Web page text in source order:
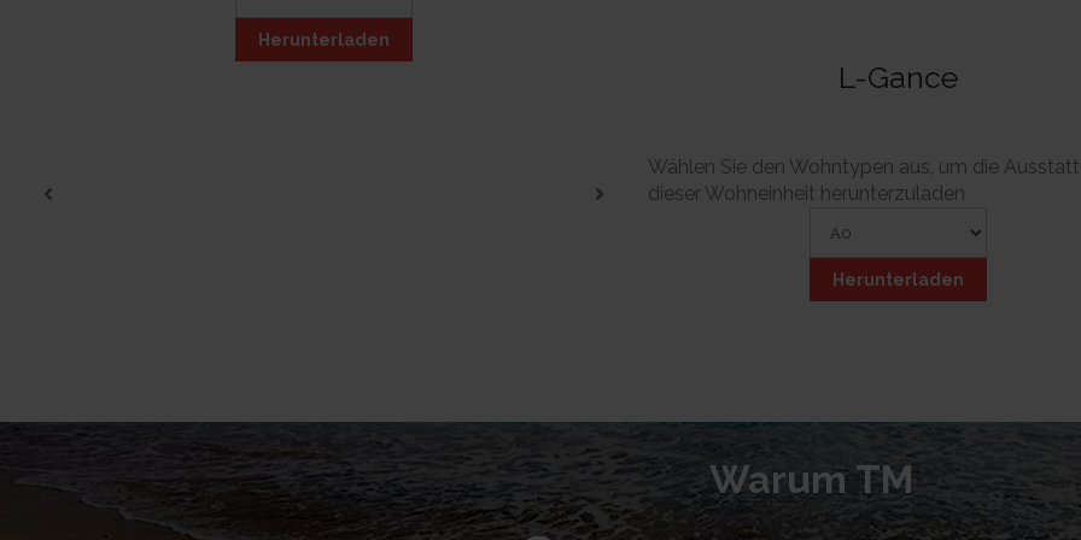
Herunterladen
L-Gance
Wählen Sie den Wohntypen aus, um die
dieser Wohneinheit herunterzuladen
Herunterladen
Warum TM